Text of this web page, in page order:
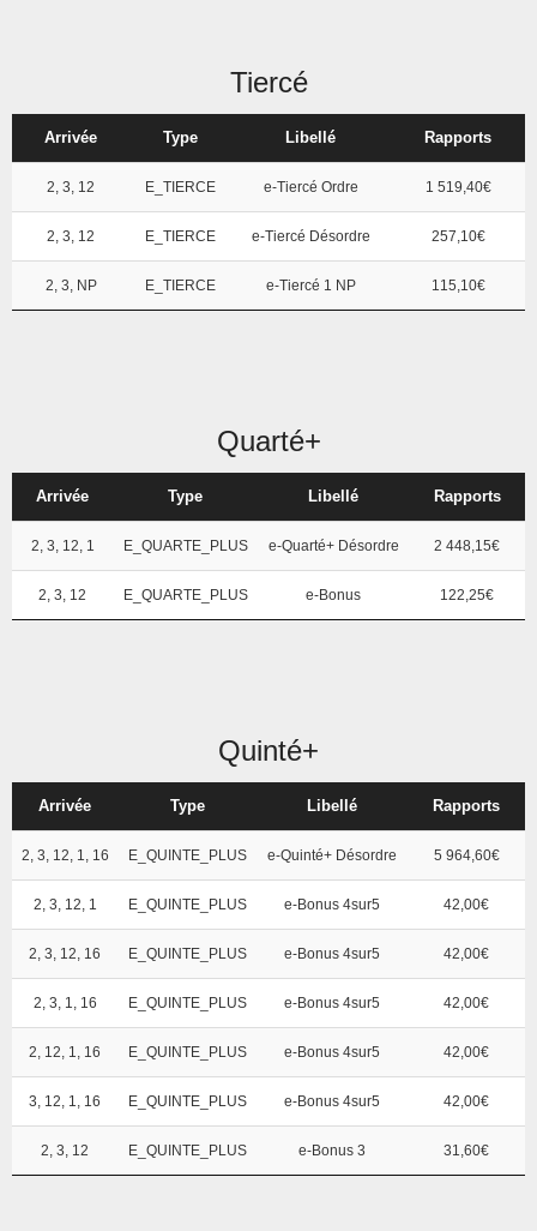
Tiercé
Arrivée Type Libellé Rapports
2, 3, 12 E_TIERCE e-Tiercé Ordre 1 519,40€
2, 3, 12 E_TIERCE e-Tiercé Désordre 257,10€
2, 3, NP E_TIERCE e-Tiercé 1 NP 115,10€
Quarté+
Arrivée Type Libellé Rapports
2, 3, 12, 1 E_QUARTE_PLUS e-Quarté+ Désordre 2 448,15€
2, 3, 12 E_QUARTE_PLUS e-Bonus 122,25€
Quinté+
Arrivée Type Libellé Rapports
2, 3, 12, 1, 16 E_QUINTE_PLUS e-Quinté+ Désordre 5 964,60€
2, 3, 12, 1 E_QUINTE_PLUS e-Bonus 4sur5 42,00€
2, 3, 12, 16 E_QUINTE_PLUS e-Bonus 4sur5 42,00€
2, 3, 1, 16 E_QUINTE_PLUS e-Bonus 4sur5 42,00€
2, 12, 1, 16 E_QUINTE_PLUS e-Bonus 4sur5 42,00€
3, 12, 1, 16 E_QUINTE_PLUS e-Bonus 4sur5 42,00€
2, 3, 12 E_QUINTE_PLUS e-Bonus 3 31,60€